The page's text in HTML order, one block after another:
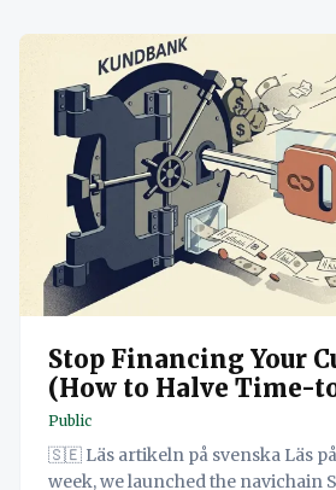
Stop Financing Your
(How to Halve Time-
Public
🇸🇪 Läs artikeln på svenska Läs på svenska Last
week, we launched the navichain